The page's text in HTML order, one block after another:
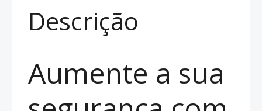
Descrição
Aumente a sua